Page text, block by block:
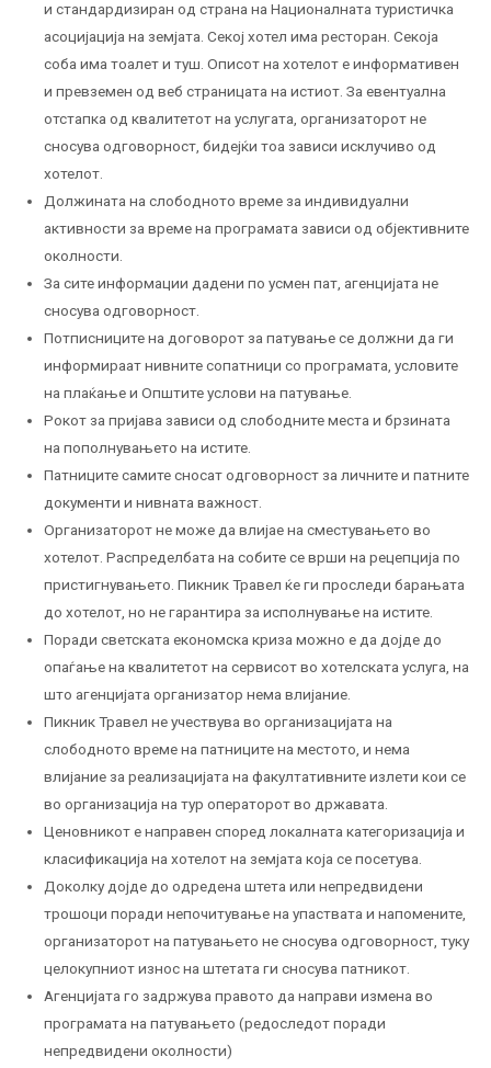
и стандардизиран од страна на Националната туристичка
асоцијација на земјата. Секој хотел има ресторан. Секоја
соба има тоалет и туш. Описот на хотелот е информативен
и превземен од веб страницата на истиот. За евентуална
отстапка од квалитетот на услугата, организаторот не
сносува одговорност, бидејќи тоа зависи исклучиво од
хотелот.
Должината на слободното време за индивидуални
активности за време на програмата зависи од објективните
околности.
За сите информации дадени по усмен пат, агенцијата не
сносува одговорност.
Потписниците на договорот за патување се должни да ги
информираат нивните сопатници со програмата, условите
на плаќање и Општите услови на патување.
Рокот за пријава зависи од слободните места и брзината
на пополнувањето на истите.
Патниците самите сносат одговорност за личните и патните
документи и нивната важност.
Организаторот не може да влијае на сместувањето во
хотелот. Распределбата на собите се врши на рецепција по
пристигнувањето. Пикник Травел ќе ги проследи барањата
до хотелот, но не гарантира за исполнување на истите.
Поради светската економска криза можно е да дојде до
опаѓање на квалитетот на сервисот во хотелската услуга, на
што агенцијата организатор нема влијание.
Пикник Травел не учествува во организацијата на
слободното време на патниците на местото, и нема
влијание за реализацијата на факултативните излети кои се
во организација на тур операторот во државата.
Ценовникот е направен според локалната категоризација и
класификација на хотелот на земјата која се посетува.
Доколку дојде до одредена штета или непредвидени
трошоци поради непочитување на упаствата и напомените,
организаторот на патувањето не сносува одговорност, туку
целокупниот износ на штетата ги сносува патникот.
Агенцијата го задржува правото да направи измена во
програмата на патувањето (редоследот поради
непредвидени околности)